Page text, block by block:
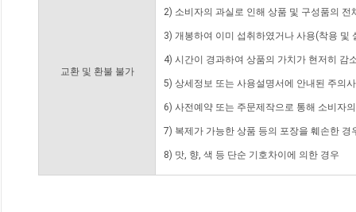
교환 및 환불 불가
2) 소비자의 과실로 인해 상품 및 구성품의
3) 개봉하여 이미 섭취하였거나 사용(착용 및
4) 시간이 경과하여 상품의 가치가 현저히 감
5) 상세정보 또는 사용설명서에 안내된 주의
6) 사전예약 또는 주문제작으로 통해 소비자
7) 복제가 가능한 상품 등의 포장을 훼손한 경
8) 맛, 향, 색 등 단순 기호차이에 의한 경우